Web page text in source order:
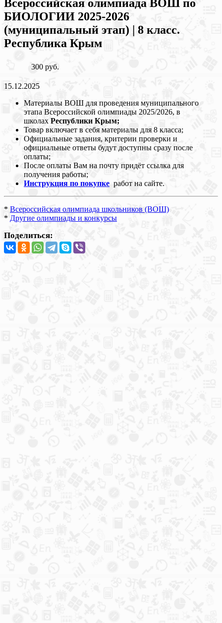
Всероссийская олимпиада ВОШ по
БИОЛОГИИ 2025-2026
(муниципальный этап) | 8 класс.
Республика Крым
300 руб.
15.12.2025
Материалы ВОШ для проведения муниципального
этапа Всероссийской олимпиады 2025/2026, в
школах Республики Крым;
Товар включает в себя материалы для 8 класса;
Официальные задания, критерии проверки и
официальные ответы будут доступны сразу после
оплаты;
После оплаты Вам на почту придёт ссылка для
получения работы;
Инструкция по покупке работ на сайте.
* Всероссийская олимпиада школьников (ВОШ)
* Другие олимпиады и конкурсы
Поделиться: